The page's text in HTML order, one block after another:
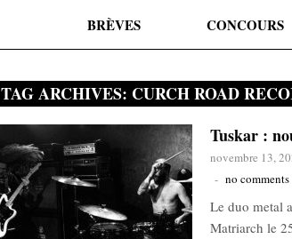
BRÈVES CONCOURS
TAG ARCHIVES: CURCH ROAD
Tuskar :
novembre 13,
- no comments
Le duo metal
Matriarch le